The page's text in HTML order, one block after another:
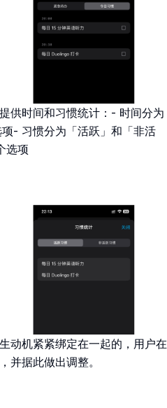
供时间和习惯统计：- 时间分为
- 习惯分为「活跃」和「非活
选项
动机紧紧绑定在一起的，用户在
并据此做出调整。